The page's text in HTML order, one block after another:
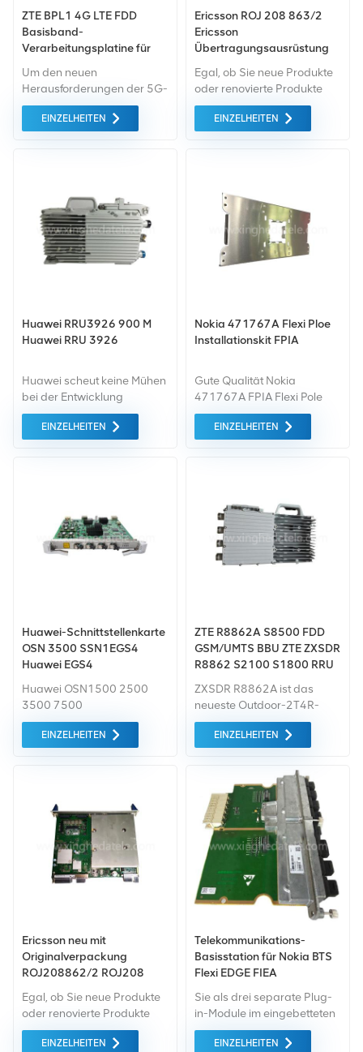
ZTE BPL1 4G LTE FDD
Basisband-
Verarbeitungsplatine für
B8300 BPL BPL1 BPN0
BPN1 BPN2 BPC
Um den neuen
Herausforderungen der 5G-
Ära gerecht zu werden,
bringt ZTE eine neue
Markt Basisbandeinheit
EINZELHEITEN
Ericsson ROJ 208 863/2
Ericsson
Übertragungsausrüstung
Egal, ob Sie neue Produkte
oder renovierte Produkte
benötigen, wir kümmern uns
um alles Garantie als
bestmöglichen Preis
EINZELHEITEN
Huawei RRU3926 900 M
Huawei RRU 3926
Huawei scheut keine Mühen
bei der Entwicklung
verteilter Basisstationen und
ist Vorreiter bei der
Basisstationstechnologien.
EINZELHEITEN
Nokia 471767A Flexi Ploe
Installationskit FPIA
Gute Qualität Nokia
471767A FPIA Flexi Pole
Installationskit Aus China -
Changsha Xingheda
EINZELHEITEN
Huawei-Schnittstellenkarte
OSN 3500 SSN1EGS4
Huawei EGS4
Huawei OSN1500 2500
3500 7500
Verarbeitungsplan
SSN1EGS411 von 4 GE
EINZELHEITEN
ZTE R8862A S8500 FDD
GSM/UMTS BBU ZTE ZXSDR
R8862 S2100 S1800 RRU
LED LTE DPC-R OLPB RIK
2T2R
ZXSDR R8862A ist das
neueste Outdoor-2T4R-
RRU von ZTE. Das Volumen
beträgt 12 l 15 kg schwer.
Kommunikationssysteme
GSM, UMTS und LTE.
EINZELHEITEN
Ericsson neu mit
Originalverpackung
ROJ208862/2 ROJ208
Egal, ob Sie neue Produkte
oder renovierte Produkte
benötigen, wir kümmern uns
um alles Garantie als
EINZELHEITEN
Telekommunikations-
Basisstation für Nokia BTS
Flexi EDGE FIEA
Sie als drei separate Plug-
in-Module im eingebetteten
System.
Übertragungsmodul im
EINZELHEITEN